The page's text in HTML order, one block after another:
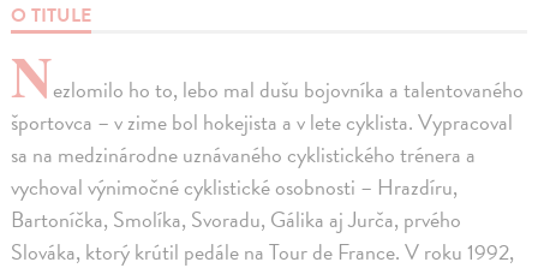
O TITULE
Nezlomilo ho to, lebo mal dušu bojovníka a talentovaného
športovca – v zime bol hokejista a v lete cyklista. Vypracoval
sa na medzinárodne uznávaného cyklistického trénera a
vychoval výnimočné cyklistické osobnosti – Hrazdíru,
Bartoníčka, Smolíka, Svoradu, Gálika aj Jurča, prvého
Slováka, ktorý krútil pedále na Tour de France. V roku 1992,